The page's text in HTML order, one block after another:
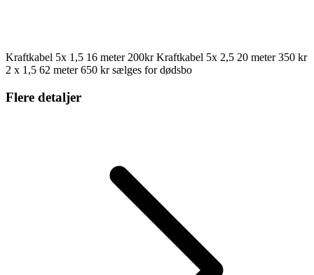
Kraftkabel 5x 1,5 16 meter 200kr Kraftkabel 5x 2,5 20 meter 350 kr
2 x 1,5 62 meter 650 kr sælges for dødsbo
Flere detaljer